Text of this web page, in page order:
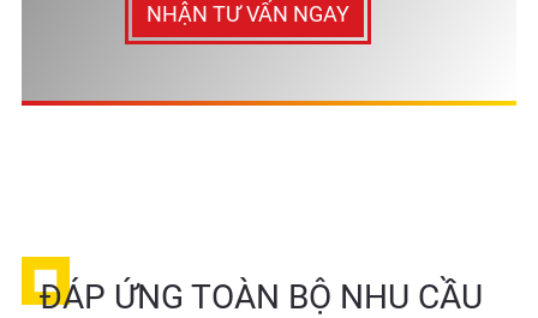
NHẬN TƯ VẤN NGAY
ĐÁP ỨNG TOÀN BỘ NHU CẦU